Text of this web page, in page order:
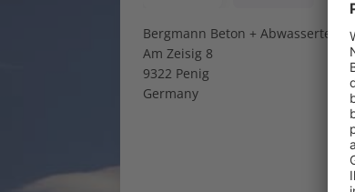
Bergmann Beton +
Am Zeisig 8
9322 Penig
Germany